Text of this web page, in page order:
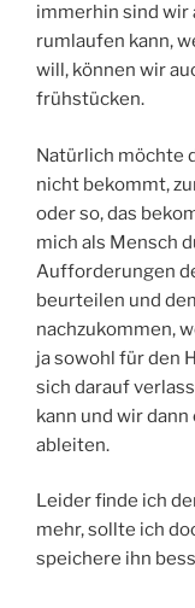
immerhin sind wir
rumlaufen kann,
will, können wir
frühstücken.
Natürlich möchte
nicht bekommt,
oder so, das
mich als Mensch
Aufforderungen
beurteilen und
nachzukommen,
ja sowohl für den
sich darauf
kann und wir
ableiten.
Leider finde ich
mehr, sollte ich
speichere ihn